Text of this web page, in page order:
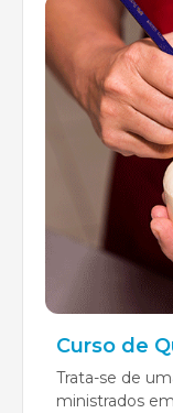
Curso de
Trata-se de
ministrados